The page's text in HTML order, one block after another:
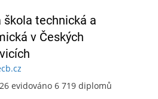
škola technická a
v Českých
evidováno 6 719 diplomů